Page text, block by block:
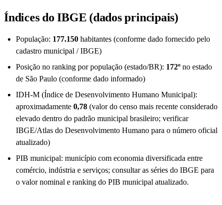
Índices do IBGE (dados principais)
População: 177.150 habitantes (conforme dado fornecido pelo
cadastro municipal / IBGE)
Posição no ranking por população (estado/BR): 172º no estado
de São Paulo (conforme dado informado)
IDH-M (Índice de Desenvolvimento Humano Municipal):
aproximadamente 0,78 (valor do censo mais recente considerado
elevado dentro do padrão municipal brasileiro; verificar
IBGE/Atlas do Desenvolvimento Humano para o número oficial
atualizado)
PIB municipal: município com economia diversificada entre
comércio, indústria e serviços; consultar as séries do IBGE para
o valor nominal e ranking do PIB municipal atualizado.